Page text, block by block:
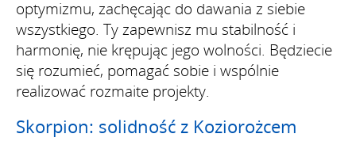
optymizmu, zachęcając do dawania z siebie
wszystkiego. Ty zapewnisz mu stabilność i
harmonię, nie krępując jego wolności. Będziecie
się rozumieć, pomagać sobie i wspólnie
realizować rozmaite projekty.
Skorpion: solidność z Koziorożcem